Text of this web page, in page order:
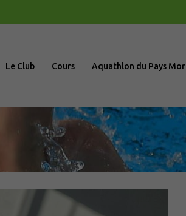
Le Club Cours Aquathlon du Pays
Aquathlon du
Mornantais
Actualités